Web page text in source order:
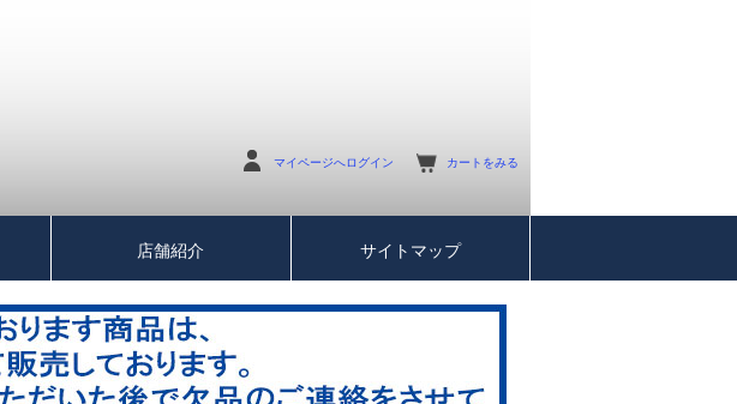
マイページへログイン カートをみる
店舗紹介 サイトマップ